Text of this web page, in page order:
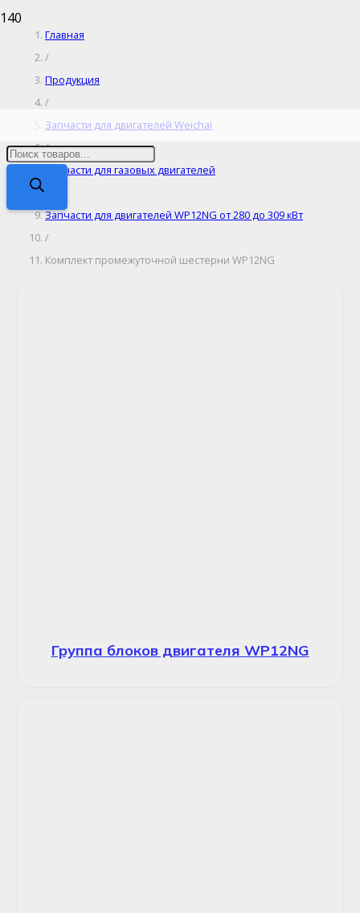
Поиск
товаров
Главная
/
Продукция
/
Запчасти для двигателей Weichai
/
Запчасти для газовых двигателей
Запчасти для двигателей WP12NG от 280 до 309 кВт
/
Комплект промежуточной шестерни WP12NG
Группа блоков двигателя WP12NG